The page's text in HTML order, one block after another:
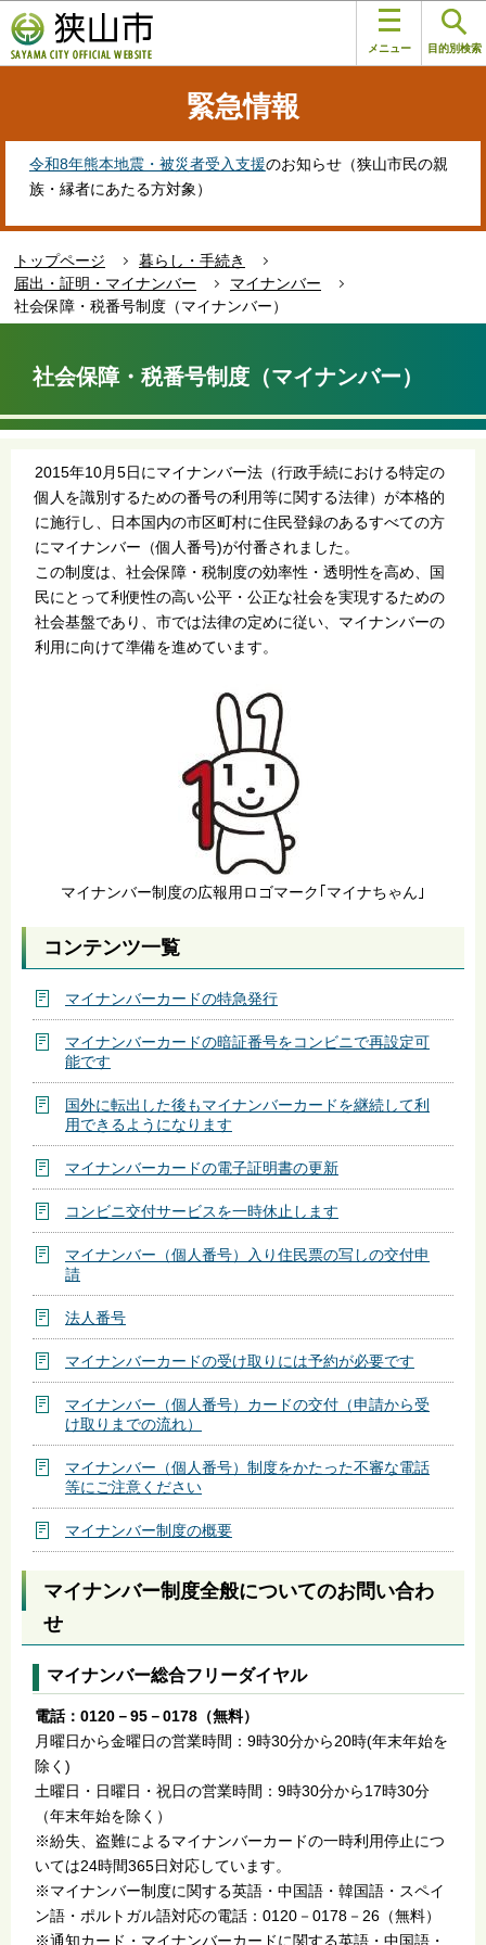
の
ペ
す
メニュー 目的別検索
緊急情報
令和8年熊本地震・被災者受入支援のお知らせ（狭山市民の親
族・縁者にあたる方対象）
トップページ
暮らし・手続き
届出・証明・マイナンバー
マイナンバー
社会保障・税番号制度（マイナンバー）
か
社会保障・税番号制度（マイナンバー）
2015年10月5日にマイナンバー法（行政手続における特定の
個人を識別するための番号の利用等に関する法律）が本格的
に施行し、日本国内の市区町村に住民登録のあるすべての方
にマイナンバー（個人番号)が付番されました。
この制度は、社会保障・税制度の効率性・透明性を高め、国
民にとって利便性の高い公平・公正な社会を実現するための
社会基盤であり、市では法律の定めに従い、マイナンバーの
利用に向けて準備を進めています。
マイナンバー制度の広報用ロゴマーク｢マイナちゃん｣
コンテンツ一覧
マイナンバーカードの特急発行
マイナンバーカードの暗証番号をコンビニで再設定可
能です
国外に転出した後もマイナンバーカードを継続して利
用できるようになります
マイナンバーカードの電子証明書の更新
コンビニ交付サービスを一時休止します
マイナンバー（個人番号）入り住民票の写しの交付申
請
法人番号
マイナンバーカードの受け取りには予約が必要です
マイナンバー（個人番号）カードの交付（申請から受
け取りまでの流れ）
マイナンバー（個人番号）制度をかたった不審な電話
等にご注意ください
マイナンバー制度の概要
マイナンバー制度全般についてのお問い合わ
せ
マイナンバー総合フリーダイヤル
電話：0120－95－0178（無料）
月曜日から金曜日の営業時間：9時30分から20時(年末年始を
除く)
土曜日・日曜日・祝日の営業時間：9時30分から17時30分
（年末年始を除く）
※紛失、盗難によるマイナンバーカードの一時利用停止につ
いては24時間365日対応しています。
※マイナンバー制度に関する英語・中国語・韓国語・スペイ
ン語・ポルトガル語対応の電話：0120－0178－26（無料）
※通知カード・マイナンバーカードに関する英語・中国語・